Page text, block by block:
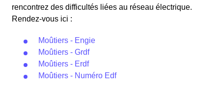
rencontrez des difficultés liées au réseau électrique.
Rendez-vous ici :
Moûtiers - Engie
Moûtiers - Grdf
Moûtiers - Erdf
Moûtiers - Numéro Edf